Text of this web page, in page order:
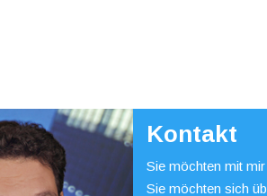
Kontakt
Sie möchten mit
Sie möchten sich